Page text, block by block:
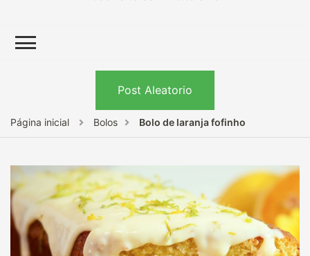
Post Aleatorio
Página inicial Bolos Bolo de laranja fofinho